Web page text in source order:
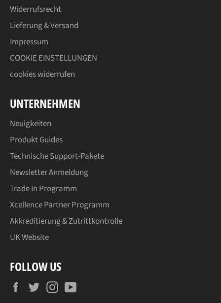
Widerrufsrecht
Lieferung & Versand
Impressum
COOKIE EINSTELLUNGEN
cookies widerrufen
UNTERNEHMEN
Neuigkeiten
Produkt Guides
Technische Support-Pakete
Newsletter Anmeldung
Trade In Programm
Xcellence Partner Programm
Akkreditierung & Zutrittkontrolle
UK Website
FOLLOW US
FacebookTwitterInstagram